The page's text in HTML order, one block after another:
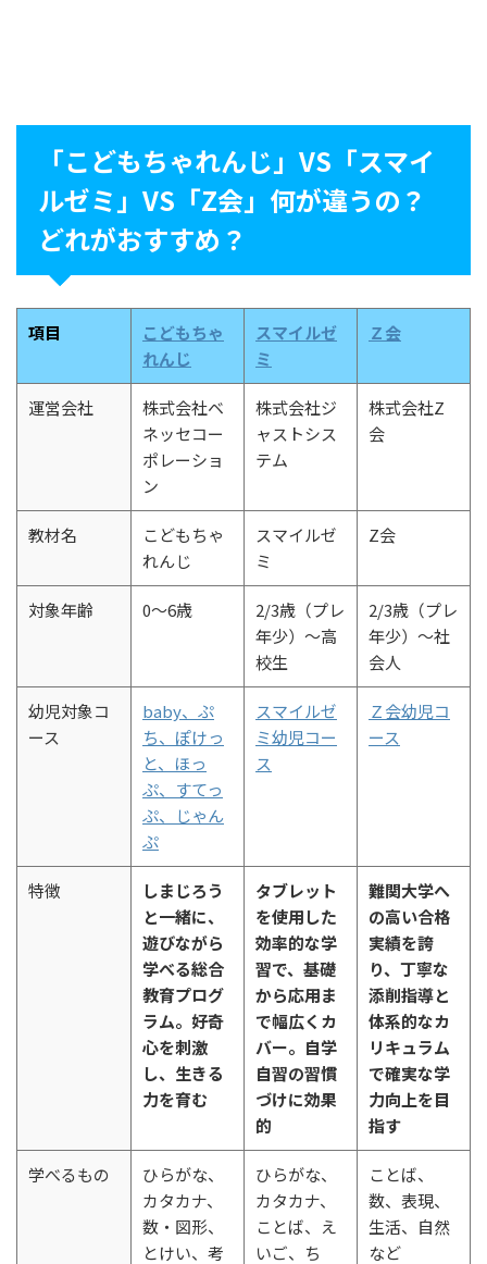
「こどもちゃれんじ」VS「スマイ
ルゼミ」VS「Z会」何が違うの？
どれがおすすめ？
項目
こどもちゃ
れんじ
スマイルゼ
ミ
Ｚ会
運営会社
株式会社ベ
ネッセコー
ポレーショ
ン
株式会社ジ
ャストシス
テム
株式会社Z
会
教材名
こどもちゃ
れんじ
スマイルゼ
ミ
Z会
対象年齢 0～6歳
2/3歳（プレ
年少）～高
校生
2/3歳（プレ
年少）～社
会人
幼児対象コ
ース
baby、ぷ
ち、ぽけっ
と、ほっ
ぷ、すてっ
ぷ、じゃん
ぷ
スマイルゼ
ミ幼児コー
ス
Ｚ会幼児コ
ース
特徴
しまじろう
と一緒に、
遊びながら
学べる総合
教育プログ
ラム。好奇
心を刺激
し、生きる
力を育む
タブレット
を使用した
効率的な学
習で、基礎
から応用ま
で幅広くカ
バー。自学
自習の習慣
づけに効果
的
難関大学へ
の高い合格
実績を誇
り、丁寧な
添削指導と
体系的なカ
リキュラム
で確実な学
力向上を目
指す
学べるもの
ひらがな、
カタカナ、
数・図形、
とけい、考
ひらがな、
カタカナ、
ことば、え
いご、ち
ことば、
数、表現、
生活、自然
など